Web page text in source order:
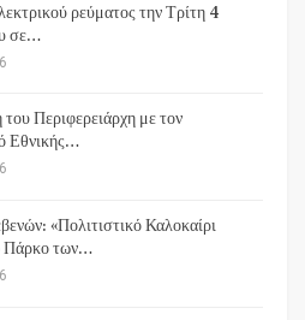
ρεύματος την Τρίτη 4
σε…
Περιφερειάρχη με τον
Εθνικής…
«Πολιτιστικό Καλοκαίρι
Πάρκο των…